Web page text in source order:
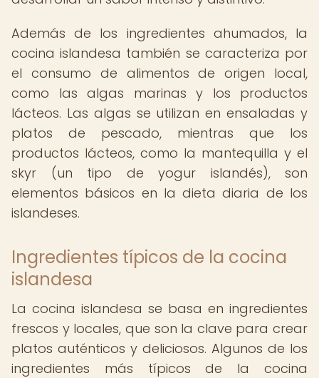
Además de los ingredientes ahumados, la
cocina islandesa también se caracteriza por
el consumo de alimentos de origen local,
como las algas marinas y los productos
lácteos. Las algas se utilizan en ensaladas y
platos de pescado, mientras que los
productos lácteos, como la mantequilla y el
skyr (un tipo de yogur islandés), son
elementos básicos en la dieta diaria de los
islandeses.
Ingredientes típicos de la cocina
islandesa
La cocina islandesa se basa en ingredientes
frescos y locales, que son la clave para crear
platos auténticos y deliciosos. Algunos de los
ingredientes más típicos de la cocina